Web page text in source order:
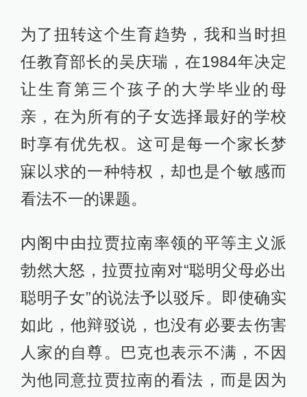
为了扭转这个生育趋势，我和当时担
任教育部长的吴庆瑞，在1984年决定
让生育第三个孩子的大学毕业的母
亲，在为所有的子女选择最好的学校
时享有优先权。这可是每一个家长梦
寐以求的一种特权，却也是个敏感而
看法不一的课题。
内阁中由拉贾拉南率领的平等主义派
勃然大怒，拉贾拉南对“聪明父母必出
聪明子女”的说法予以驳斥。即使确实
如此，他辩驳说，也没有必要去伤害
人家的自尊。巴克也表示不满，不因
为他同意拉贾拉南的看法，而是因为